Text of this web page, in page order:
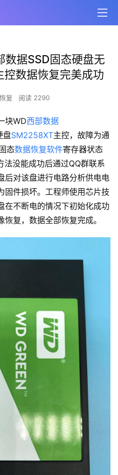
据SSD固态硬盘无
数据恢复完美成功
复 阅读 2290
块WD西部数据
盘SM2258XT主控，故障为通
态数据恢复软件寄存器状态
法没能成功后通过QQ群联系
后对该盘进行电路分析供电电
固件损坏。工程师使用芯片技
在不断电的情况下初始化成功
复，数据全部恢复完成。